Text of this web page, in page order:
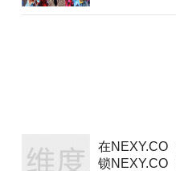
在NEXY.CO
锁NEXY.CO